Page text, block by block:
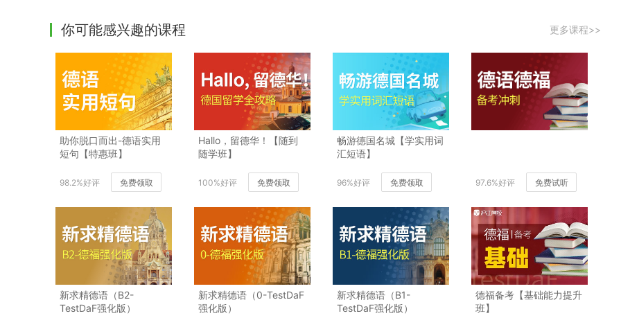
你可能感兴趣的课程 更多课程>>
助你脱口而出-德语实用
短句【特惠班】
98.2%好评 免费领取
Hallo，留德华！【随到
随学班】
100%好评 免费领取
畅游德国名城【学实用词
汇短语】
96%好评 免费领取 97.6%好评 免费试听
新求精德语（B2-
TestDaF强化版）
新求精德语（0-TestDaF
强化版）
新求精德语（B1-
TestDaF强化版）
德福备考【基础能力提升
班】